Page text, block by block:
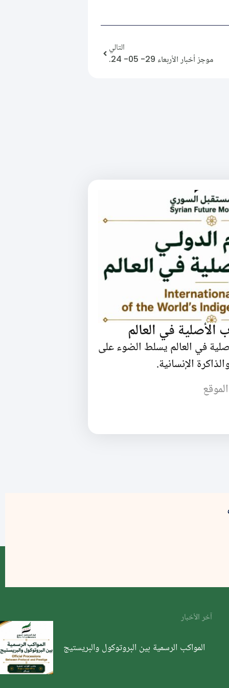
التالي
موجز أخبار الأربعاء 29- 05- 24.
الأصلية في العالم
في العالم يسلط الضوء على
الإنسانية.
آخر الأخبار
المواكب الرسمية بين البروتوكول والبريستيج